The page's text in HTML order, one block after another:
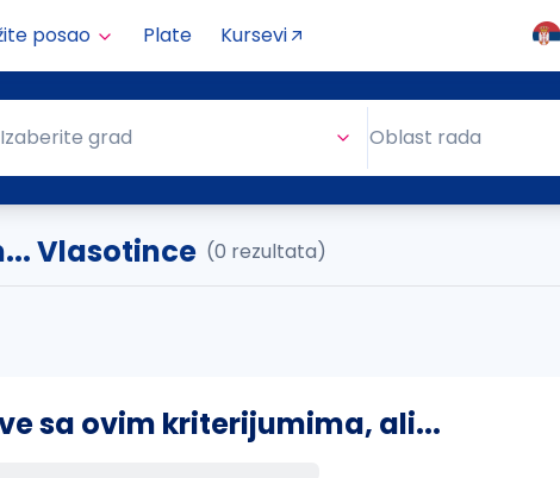
posao Plate Kursevi
Izaberite grad Oblast rada
Vlasotince (0 rezultata)
sa ovim kriterijumima, ali...